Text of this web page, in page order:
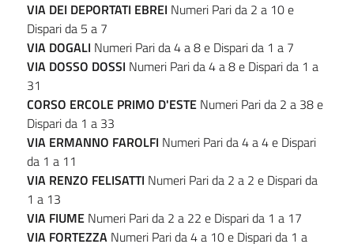
VIA DEI DEPORTATI EBREI Numeri Pari da 2 a 10 e
Dispari da 5 a 7
VIA DOGALI Numeri Pari da 4 a 8 e Dispari da 1 a 7
VIA DOSSO DOSSI Numeri Pari da 4 a 8 e Dispari da 1 a
31
CORSO ERCOLE PRIMO D'ESTE Numeri Pari da 2 a 38 e
Dispari da 1 a 33
VIA ERMANNO FAROLFI Numeri Pari da 4 a 4 e Dispari
da 1 a 11
VIA RENZO FELISATTI Numeri Pari da 2 a 2 e Dispari da
1 a 13
VIA FIUME Numeri Pari da 2 a 22 e Dispari da 1 a 17
VIA FORTEZZA Numeri Pari da 4 a 10 e Dispari da 1 a